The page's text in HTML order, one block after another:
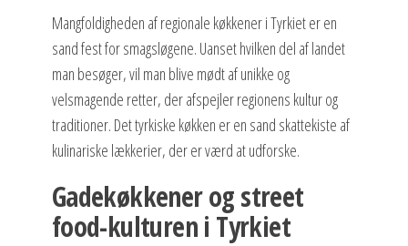
Mangfoldigheden af regionale køkkener i Tyrkiet er en
sand fest for smagsløgene. Uanset hvilken del af landet
man besøger, vil man blive mødt af unikke og
velsmagende retter, der afspejler regionens kultur og
traditioner. Det tyrkiske køkken er en sand skattekiste af
kulinariske lækkerier, der er værd at udforske.
Gadekøkkener og street
food-kulturen i Tyrkiet